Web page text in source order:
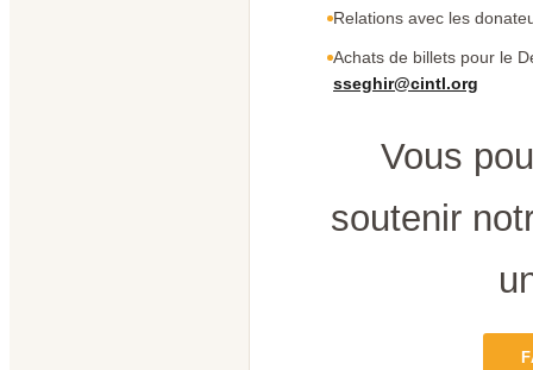
Relations avec les
Achats de billets pour le
sseghir@cintl.org
Vous
soutenir